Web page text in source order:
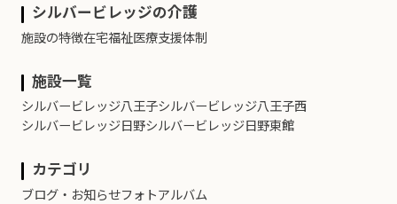
シルバービレッジの介護
施設の特徴在宅福祉医療支援体制
施設一覧
シルバービレッジ八王子シルバービレッジ八王子西
シルバービレッジ日野シルバービレッジ日野東館
カテゴリ
ブログ・お知らせフォトアルバム